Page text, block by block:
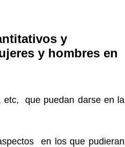
y
y hombres en
etc, que puedan darse en la
en los que pudieran